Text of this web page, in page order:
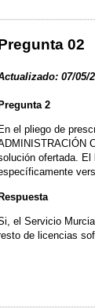
02
07/05/
Pregunta 2
En el pliego de
ofertada. El
el Servicio
de licencias